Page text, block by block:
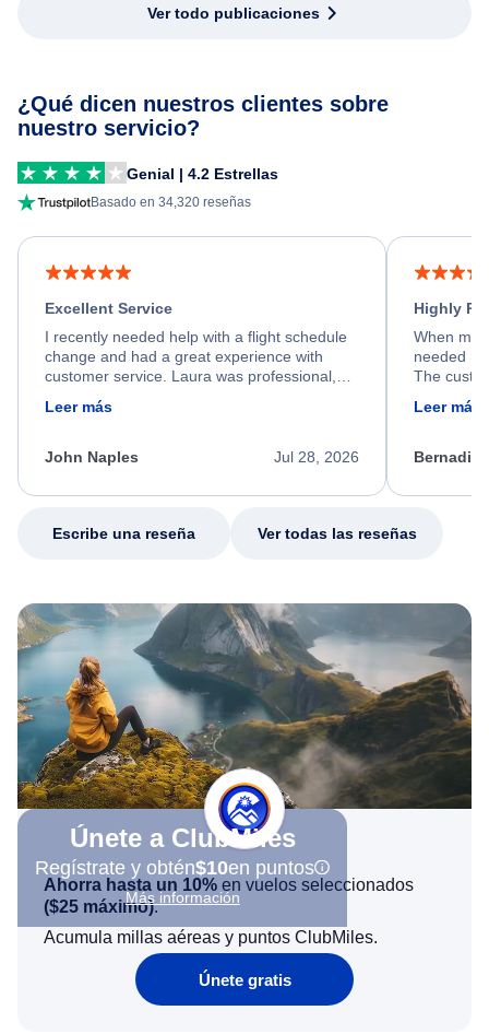
Ver todo publicaciones
¿Qué dicen nuestros clientes sobre
nuestro servicio?
Genial | 4.2 Estrellas
Basado en 34,320 reseñas
Excellent Service
I recently needed help with a flight schedule
change and had a great experience with
customer service. Laura was professional,
friendly, and very helpful throughout the
process. She quickly found a solution and
appreciate her excellent service.
Leer más
Jul 28, 2026
John Naples
Highly
When my
needed
The
calm,
my issue.
Leer más
Escribe una reseña Ver todas las reseñas
Únete a ClubMiles
Regístrate y obtén$10en puntos
Más información
Ahorra hasta un 10% en vuelos seleccionados
($25 máximo).
Acumula millas aéreas y puntos ClubMiles.
Únete gratis